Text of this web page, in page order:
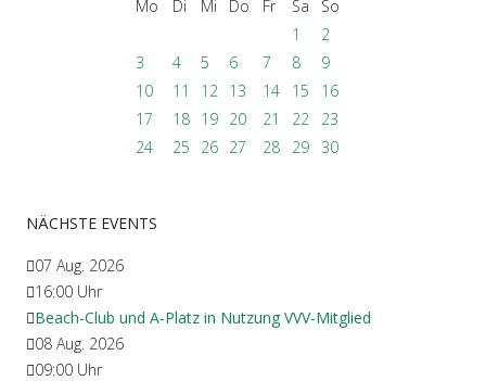
Mo
Di Mi Do Fr Sa
So
1
2
3
4 5 6 7 8
9
10
11 12 13 14 15
16
17
18 19 20 21 22
23
24
25 26 27 28 29 30
NÄCHSTE EVENTS
07 Aug. 2026
16:00 Uhr
Beach-Club und A-Platz in Nutzung VVV-Mitglied
08 Aug. 2026
09:00 Uhr